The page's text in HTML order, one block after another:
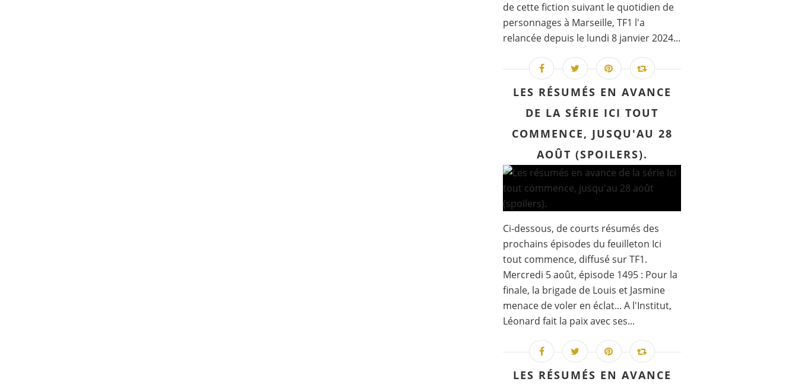
de cette fiction suivant le quotidien de
personnages à Marseille, TF1 l'a
relancée depuis le lundi 8 janvier 2024...
LES RÉSUMÉS EN AVANCE
DE LA SÉRIE ICI TOUT
COMMENCE, JUSQU'AU 28
AOÛT (SPOILERS).
Ci-dessous, de courts résumés des
prochains épisodes du feuilleton Ici
tout commence, diffusé sur TF1.
Mercredi 5 août, épisode 1495 : Pour la
finale, la brigade de Louis et Jasmine
menace de voler en éclat... A l'Institut,
Léonard fait la paix avec ses...
LES RÉSUMÉS EN AVANCE